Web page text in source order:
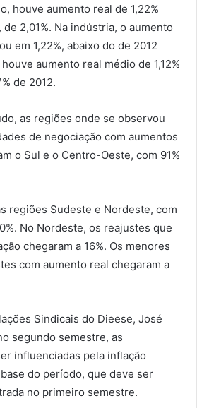
houve aumento real de 1,22%
2,01%. Na indústria, o aumento
em 1,22%, abaixo do de 2012
aumento real médio de 1,12%
de 2012.
as regiões onde se observou
de negociação com aumentos
o Sul e o Centro-Oeste, com 91%
regiões Sudeste e Nordeste, com
No Nordeste, os reajustes que
chegaram a 16%. Os menores
com aumento real chegaram a
Sindicais do Dieese, José
segundo semestre, as
influenciadas pela inflação
do período, que deve ser
no primeiro semestre.